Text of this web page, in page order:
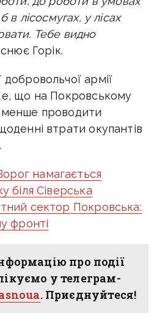
в лісосмугах, у лісах
Тебе видно
Горік.
армії
що на Покровському
проводити
втрати окупантів
намагається
біля Сіверська
сектор Покровська:
фронті
про події
у телеграм-
. Приєднуйтеся!